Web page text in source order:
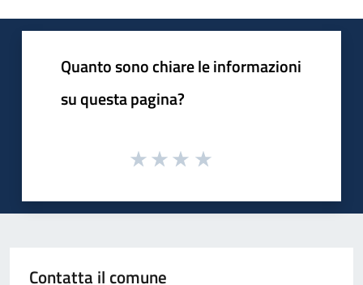
Quanto sono chiare le informazioni
su questa pagina?
Contatta il comune